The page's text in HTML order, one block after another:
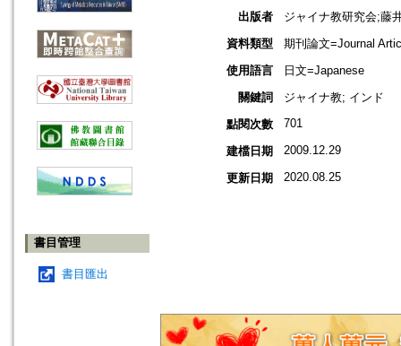
書目管理
書目匯出
出版者
ジャイナ教研究会;藤
資料類型
期刊論文=Journal
使用語言
日文=Japanese
關鍵詞
ジャイナ教; インド
點閱次數
701
建檔日期 2009.12.29
更新日期 2020.08.25